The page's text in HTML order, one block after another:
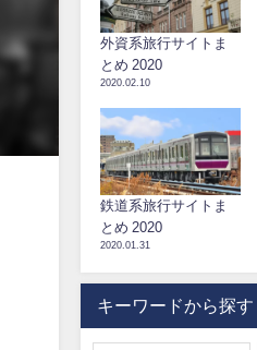
外資系旅行サイトま
とめ 2020
2020.02.10
鉄道系旅行サイトま
とめ 2020
2020.01.31
キーワードから探す